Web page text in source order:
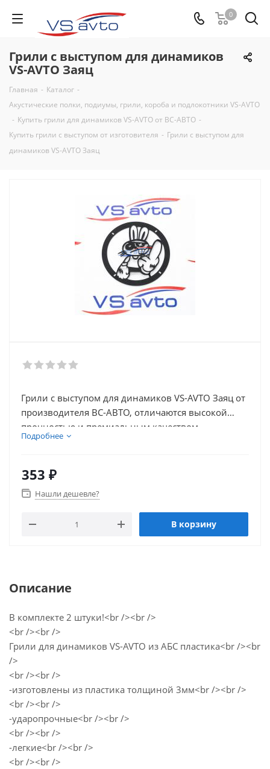
0
Грили с выступом для динамиков
VS-AVTO Заяц
Главная - Каталог -
Акустические полки, подиумы, грили, короба и подлокотники VS-AVTO
- Купить грили для динамиков VS-AVTO от ВС-АВТО -
Купить грили с выступом от изготовителя - Грили с выступом для
динамиков VS-AVTO Заяц
Грили с выступом для динамиков VS-AVTO Заяц от
производителя ВС-АВТО, отличаются высокой
прочностью и премиальным качеством
изготовления
Подробнее
353 ₽
Нашли дешевле?
В корзину
Описание
В комплекте 2 штуки!<br /><br />
<br /><br />
Грили для динамиков VS-AVTO из АБС пластика<br /><br
/>
<br /><br />
-изготовлены из пластика толщиной 3мм<br /><br />
<br /><br />
-ударопрочные<br /><br />
<br /><br />
-легкие<br /><br />
<br /><br />